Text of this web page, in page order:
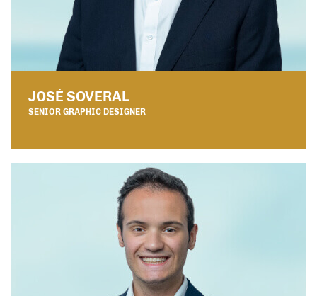
JOSÉ SOVERAL
SENIOR GRAPHIC DESIGNER